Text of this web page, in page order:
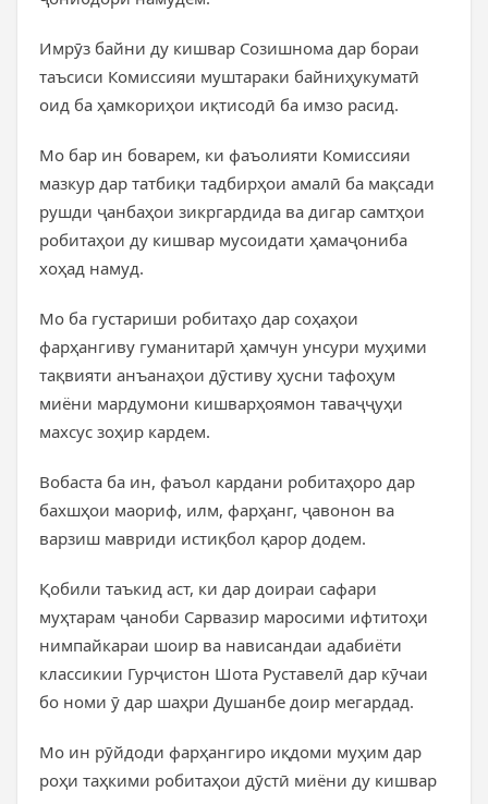
Имрӯз байни ду кишвар Созишнома дар бораи
таъсиси Комиссияи муштараки байниҳукуматӣ
оид ба ҳамкориҳои иқтисодӣ ба имзо расид.
Мо бар ин боварем, ки фаъолияти Комиссияи
мазкур дар татбиқи тадбирҳои амалӣ ба мақсади
рушди ҷанбаҳои зикргардида ва дигар самтҳои
робитаҳои ду кишвар мусоидати ҳамаҷониба
хоҳад намуд.
Мо ба густариши робитаҳо дар соҳаҳои
фарҳангиву гуманитарӣ ҳамчун унсури муҳими
тақвияти анъанаҳои дӯстиву ҳусни тафоҳум
миёни мардумони кишварҳоямон таваҷҷуҳи
махсус зоҳир кардем.
Вобаста ба ин, фаъол кардани робитаҳоро дар
бахшҳои маориф, илм, фарҳанг, ҷавонон ва
варзиш мавриди истиқбол қарор додем.
Қобили таъкид аст, ки дар доираи сафари
муҳтарам ҷаноби Сарвазир маросими ифтитоҳи
нимпайкараи шоир ва нависандаи адабиёти
классикии Гурҷистон Шота Руставелӣ дар кӯчаи
бо номи ӯ дар шаҳри Душанбе доир мегардад.
Мо ин рӯйдоди фарҳангиро иқдоми муҳим дар
роҳи таҳкими робитаҳои дӯстӣ миёни ду кишвар